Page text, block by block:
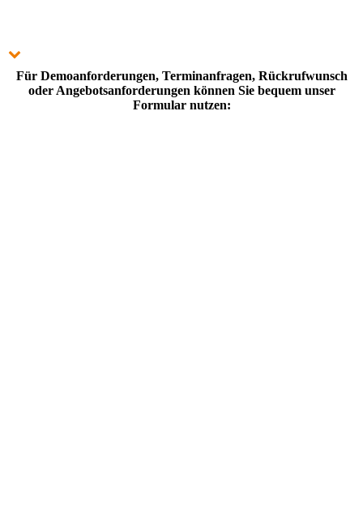
Für Demoanforderungen, Terminanfragen, Rückrufwunsch
oder Angebotsanforderungen können Sie bequem unser
Formular nutzen: